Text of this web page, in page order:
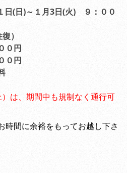
日(日)～１月3日(火) ９：００
）
０円
円
は、期間中も規制なく通行可
時間に余裕をもってお越し下さ